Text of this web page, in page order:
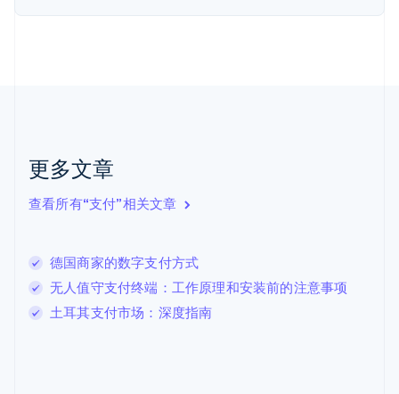
更多文章
查看所有“支付”相关文章
德国商家的数字支付方式
无人值守支付终端：工作原理和安装前的注意事项
土耳其支付市场：深度指南
English
English
卢森堡
罗马尼亚
English